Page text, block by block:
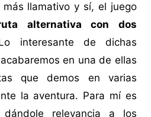
más llamativo y sí, el juego
alternativa con dos
interesante de dichas
en una de ellas
que demos en varias
la aventura. Para mí es
relevancia a los